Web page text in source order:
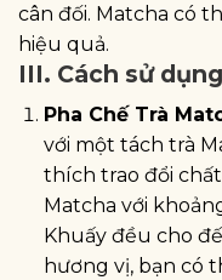
cân đối. Matcha có
hiệu quả.
III. Cách sử
Pha Chế Trà
với một tách trà
thích trao đổi
Matcha với
Khuấy đều cho
hương vị, bạn có